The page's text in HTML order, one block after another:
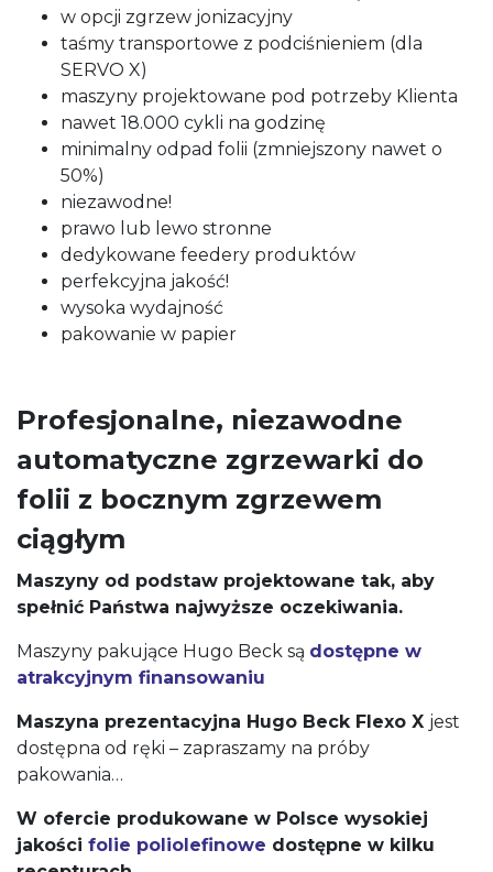
w opcji zgrzew jonizacyjny
taśmy transportowe z podciśnieniem (dla
SERVO X)
maszyny projektowane pod potrzeby Klienta
nawet 18.000 cykli na godzinę
minimalny odpad folii (zmniejszony nawet o
50%)
niezawodne!
prawo lub lewo stronne
dedykowane feedery produktów
perfekcyjna jakość!
wysoka wydajność
pakowanie w papier
Profesjonalne, niezawodne
automatyczne zgrzewarki do
folii z bocznym zgrzewem
ciągłym
Maszyny od podstaw projektowane tak, aby
spełnić Państwa najwyższe oczekiwania.
Maszyny pakujące Hugo Beck są dostępne w
atrakcyjnym finansowaniu
Maszyna prezentacyjna Hugo Beck Flexo X jest
dostępna od ręki – zapraszamy na próby
pakowania…
W ofercie produkowane w Polsce wysokiej
jakości folie poliolefinowe dostępne w kilku